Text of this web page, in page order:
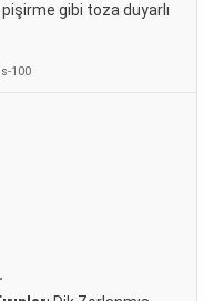
gibi toza duyarlı
100